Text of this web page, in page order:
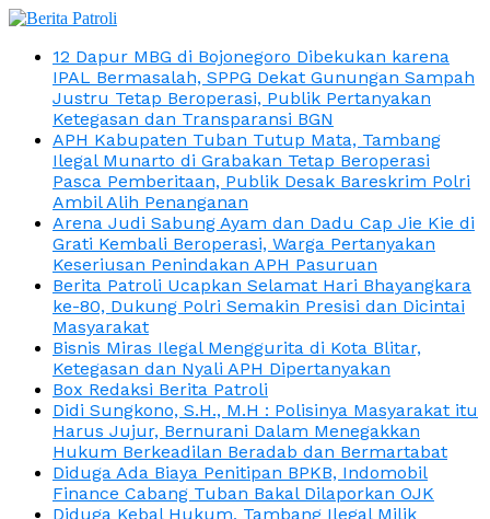
12 Dapur MBG di Bojonegoro Dibekukan karena
IPAL Bermasalah, SPPG Dekat Gunungan Sampah
Justru Tetap Beroperasi, Publik Pertanyakan
Ketegasan dan Transparansi BGN
APH Kabupaten Tuban Tutup Mata, Tambang
Ilegal Munarto di Grabakan Tetap Beroperasi
Pasca Pemberitaan, Publik Desak Bareskrim Polri
Ambil Alih Penanganan
Arena Judi Sabung Ayam dan Dadu Cap Jie Kie di
Grati Kembali Beroperasi, Warga Pertanyakan
Keseriusan Penindakan APH Pasuruan
Berita Patroli Ucapkan Selamat Hari Bhayangkara
ke-80, Dukung Polri Semakin Presisi dan Dicintai
Masyarakat
Bisnis Miras Ilegal Menggurita di Kota Blitar,
Ketegasan dan Nyali APH Dipertanyakan
Box Redaksi Berita Patroli
Didi Sungkono, S.H., M.H : Polisinya Masyarakat itu
Harus Jujur, Bernurani Dalam Menegakkan
Hukum Berkeadilan Beradab dan Bermartabat
Diduga Ada Biaya Penitipan BPKB, Indomobil
Finance Cabang Tuban Bakal Dilaporkan OJK
Diduga Kebal Hukum, Tambang Ilegal Milik